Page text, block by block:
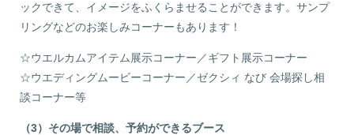
ックできて、イメージをふくらませることができます。サンプ
リングなどのお楽しみコーナーもあります！
☆ウエルカムアイテム展示コーナー／ギフト展示コーナー
☆ウエディングムービーコーナー／ゼクシィ なび 会場探し相
談コーナー等
（3）その場で相談、予約ができるブース